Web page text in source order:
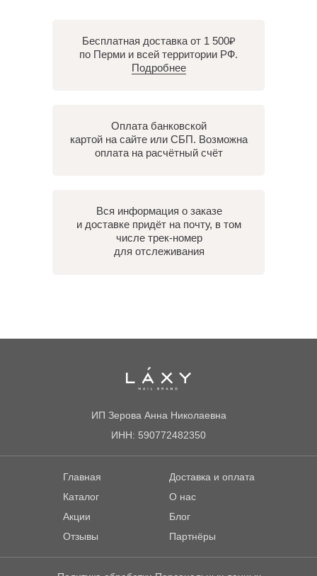
Бесплатная доставка от 1 500₽
по Перми и всей территории РФ.
Подробнее
Оплата банковской
картой на сайте или СБП. Возможна
оплата на расчётный счёт
Вся информация о заказе
и доставке придёт на почту, в том
числе трек-номер
для отслеживания
ИП Зерова Анна Николаевна
ИНН: 590772482350
Главная
Каталог
Акции
Отзывы
Доставка и оплата
О нас
Блог
Партнёры